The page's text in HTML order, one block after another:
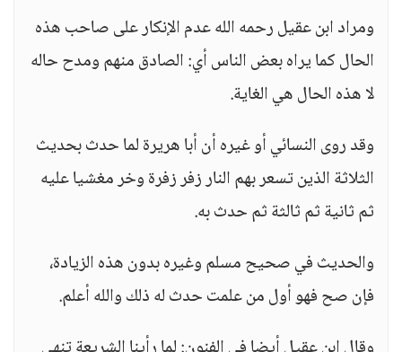
ومراد ابن عقيل رحمه الله عدم الإنكار على صاحب هذه
الحال كما يراه بعض الناس أي: الصادق منهم ومدح حاله
لا هذه الحال هي الغاية.
وقد روى النسائي أو غيره أن أبا هريرة لما حدث بحديث
الثلاثة الذين تسعر بهم النار زفر زفرة وخر مغشيا عليه
ثم ثانية ثم ثالثة ثم حدث به.
والحديث في صحيح مسلم وغيره بدون هذه الزيادة،
فإن صح فهو أول من علمت حدث له ذلك والله أعلم.